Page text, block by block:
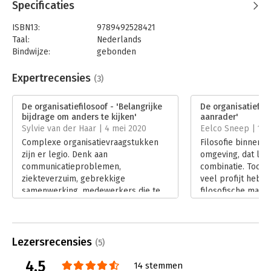
Specificaties
ISBN13:
9789492528421
Taal:
Nederlands
Bindwijze:
gebonden
Uitgever:
S2 Uitgevers
Verschijningsdatum:
15-11-2019
Hoofdrubriek: Organisatiekunde
Expertrecensies (3)
De organisatiefilosoof - 'Belangrijke
bijdrage om anders te kijken'
Sylvie van der Haar | 4 mei 2020
Complexe organisatievraagstukken
zijn er legio. Denk aan
communicatieproblemen,
ziekteverzuim, gebrekkige
samenwerking, medewerkers die te
Lees verder
De
aanrader'
Eelco Sneep | 16
Filosofie binnen
omgeving, dat
combinatie. Toch
veel profijt
filosofische
Lezersrecensies (5)
4.5 14 stemmen